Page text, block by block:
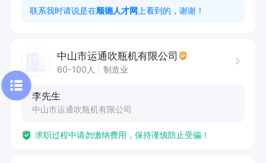
联系我时请说是在顺德人才网 上看到的，谢谢！
中山市运通吹瓶机有限公司
60-100人 制造业
李先生
中山市运通吹瓶机有限公司
求职过程中请勿缴纳费用，保持谨慎防止受骗！